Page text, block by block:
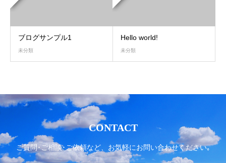
ブログサンプル1
未分類
Hello world!
未分類
CONTACT
ご質問･ご相談･ご依頼など、お気軽にお問い合わせください｡